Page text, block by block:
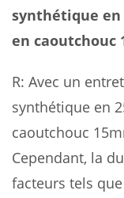
synthétique
en caoutchouc
R: Avec un
synthétique en
caoutchouc
Cependant, la
facteurs tels